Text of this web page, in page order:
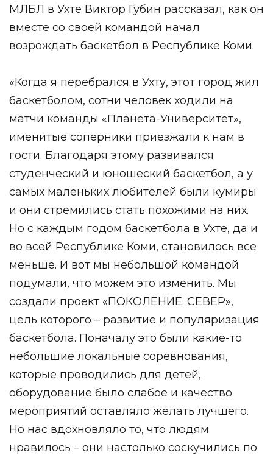
МЛБЛ в Ухте Виктор Губин рассказал, как он
вместе со своей командой начал
возрождать баскетбол в Республике Коми.
«Когда я перебрался в Ухту, этот город жил
баскетболом, сотни человек ходили на
матчи команды «Планета-Университет»,
именитые соперники приезжали к нам в
гости. Благодаря этому развивался
студенческий и юношеский баскетбол, а у
самых маленьких любителей были кумиры
и они стремились стать похожими на них.
Но с каждым годом баскетбола в Ухте, да и
во всей Республике Коми, становилось все
меньше. И вот мы небольшой командой
подумали, что можем это изменить. Мы
создали проект «ПОКОЛЕНИЕ. СЕВЕР»,
цель которого – развитие и популяризация
баскетбола. Поначалу это были какие-то
небольшие локальные соревнования,
которые проводились для детей,
оборудование было слабое и качество
мероприятий оставляло желать лучшего.
Но нас вдохновляло то, что людям
нравилось – они настолько соскучились по